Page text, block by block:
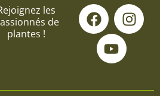
les
de
plantes !
F
a
c
e
o
I
n
s
g
Y
o
u
t
u
b